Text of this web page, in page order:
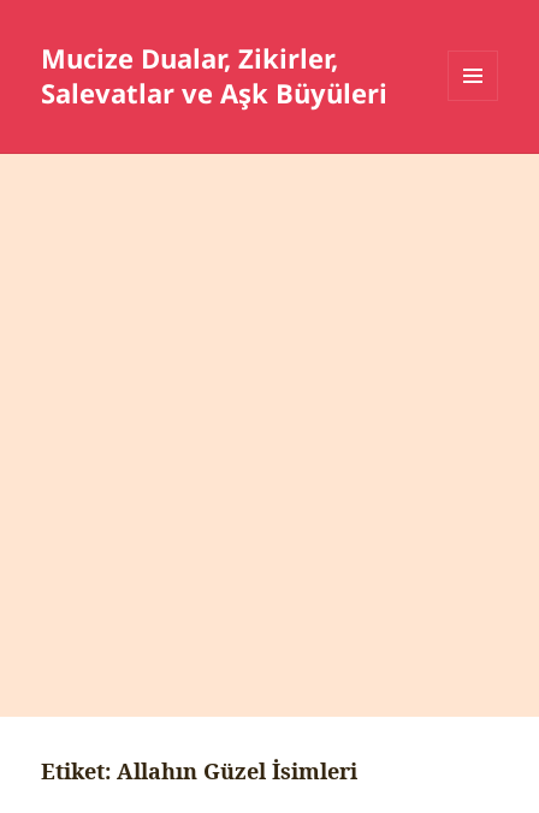
Mucize Dualar, Zikirler,
Salevatlar ve Aşk Büyüleri
BILEŞENLER
Etiket:Allahın Güzel İsimleri